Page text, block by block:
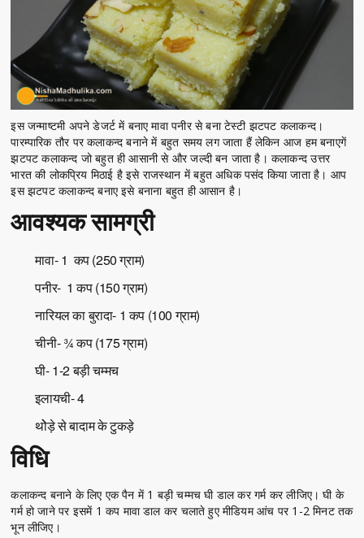
इस जन्माष्टमी अपने डेजर्ट में बनाए मावा पनीर से बना टेस्टी झटपट कलाकन्द।
पारम्पारिक तौर पर कलाकन्द बनाने में बहुत समय लग जाता हैं लेकिन आज हम बनाएगें
झटपट कलाकन्द जो बहुत ही आसानी से और जल्दी बन जाता है। कलाकन्द उत्तर
भारत की लोकप्रिय मिठाई है इसे राजस्थान में बहुत अधिक पसंद किया जाता है। आप
इस झटपट कलाकन्द बनाए इसे बनाना बहुत ही आसान है।
आवश्यक सामग्री
मावा- 1 कप (250 ग्राम)
पनीर- 1 कप (150 ग्राम)
नारियल का बुरादा- 1 कप (100 ग्राम)
चीनी- ¾ कप (175 ग्राम)
घी- 1-2 बड़ी चम्मच
इलायची- 4
थोेड़े से बादाम के टुकड़े
विधि
कलाकन्द बनाने के लिए एक पैन में 1 बड़ी चम्मच घी डाल कर गर्म कर लीजिए। घी के
गर्म हो जाने पर इसमें 1 कप मावा डाल कर चलाते हुए मीडियम आंच पर 1-2 मिनट तक
भून लीजिए।